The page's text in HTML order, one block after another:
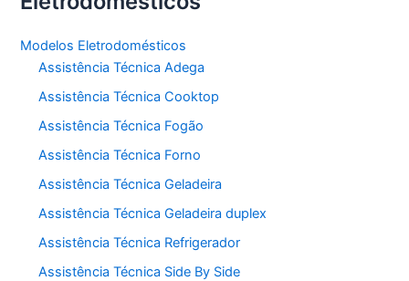
Modelos Eletrodomésticos
Assistência Técnica Adega
Assistência Técnica Cooktop
Assistência Técnica Fogão
Assistência Técnica Forno
Assistência Técnica Geladeira
Assistência Técnica Geladeira duplex
Assistência Técnica Refrigerador
Assistência Técnica Side By Side